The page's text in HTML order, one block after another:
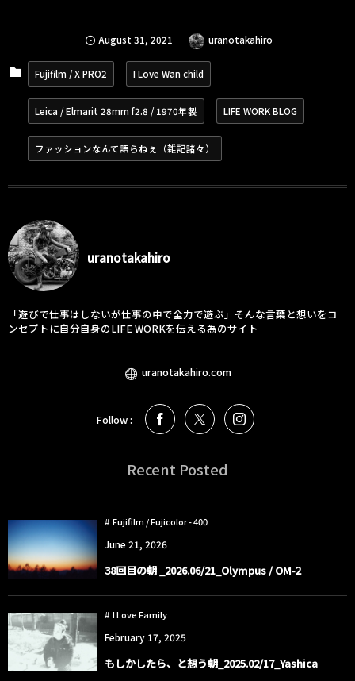
August 31, 2021 uranotakahiro
Fujifilm / X PRO2 I Love Wan child
Leica / Elmarit 28mm f2.8 / 1970年製 LIFE WORK BLOG
ファッションなんて語らねぇ（雑記諸々）
uranotakahiro
「遊びで仕事はしないが仕事の中で全力で遊ぶ」そんな言葉と想いをコ
ンセプトに自分自身のLIFE WORKを伝える為のサイト
uranotakahiro.com
Follow :
Recent Posted
Fujifilm / Fujicolor - 400
June21, 2026
38回目の朝 _2026.06/21_Olympus / OM-2
I Love Family
February 17, 2025
もしかしたら、と想う朝_2025.02/17_Yashica